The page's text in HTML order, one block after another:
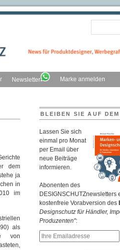
Newsletter Marke anmelden
dem
ja
in
im
als
von
BLEIBEN SIE AUF
Lassen Sie sich
einmal pro Monat
per Email über
neue Beiträge
informieren.
Abonenten des
DESIGNSCHUTZnewsletters
kostenfreie Vorabversion des
Designschutz für Händler,
Produzenten":